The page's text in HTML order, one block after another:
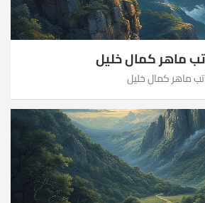
ماهر كمال خليل
ماهر كمال خليل